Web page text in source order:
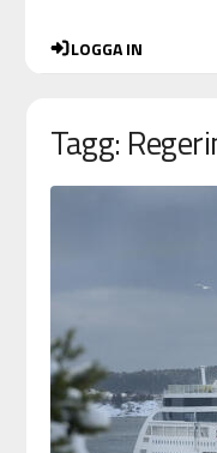
LOGGA IN
Tagg: